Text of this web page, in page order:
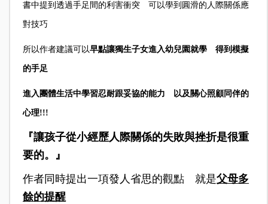
書中提到透過手足間的利害衝突 可以學到圓滑的人際關係應
對技巧
所以作者建議可以早點讓獨生子女進入幼兒園就學 得到模擬
的手足
進入團體生活中學習忍耐跟妥協的能力 以及關心照顧同伴的
心理!!!
『讓孩子從小經歷人際關係的失敗與挫折是很重
要的。』
作者同時提出一項發人省思的觀點 就是父母多
餘的提醒